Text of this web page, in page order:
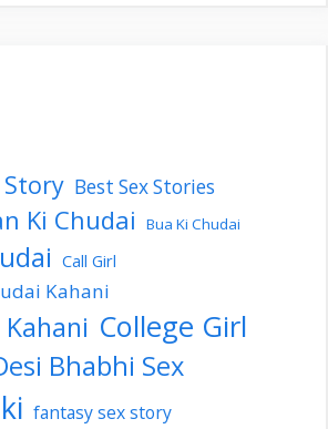
Best Sex Stories
Ki Chudai Bua Ki Chudai
Call Girl
Kahani
College Girl
Bhabhi Sex
fantasy sex story